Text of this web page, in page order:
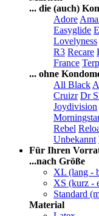
... die (auch)
Adore
Easyglide
Lovelyness
R3 Recare
France
... ohne
All Black
Cruizr Dr
Joydivision
Rebel
Unbekannt
Für Ihren
...nach Größe
XL (lang -
XS (kurz -
Standard
Material